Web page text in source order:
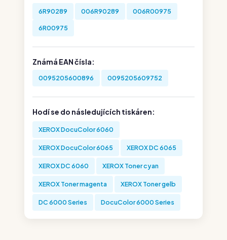
6R90289 006R90289 006R00975
6R00975
Známá EAN čísla:
0095205600896 0095205609752
Hodí se do následujících tiskáren:
XEROX DocuColor 6060
XEROX DocuColor 6065 XEROX DC 6065
XEROX DC 6060 XEROX Toner cyan
XEROX Toner magenta XEROX Toner gelb
DC 6000 Series DocuColor 6000 Series